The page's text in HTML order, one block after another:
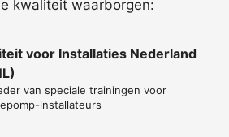
kwaliteit waarborgen:
voor Installaties Nederland
van speciale trainingen voor
installateurs